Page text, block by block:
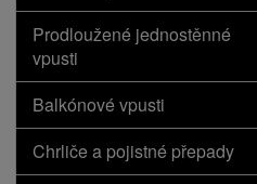
Prodloužené jednostěnné
vpusti
Balkónové vpusti
Chrliče a pojistné přepady